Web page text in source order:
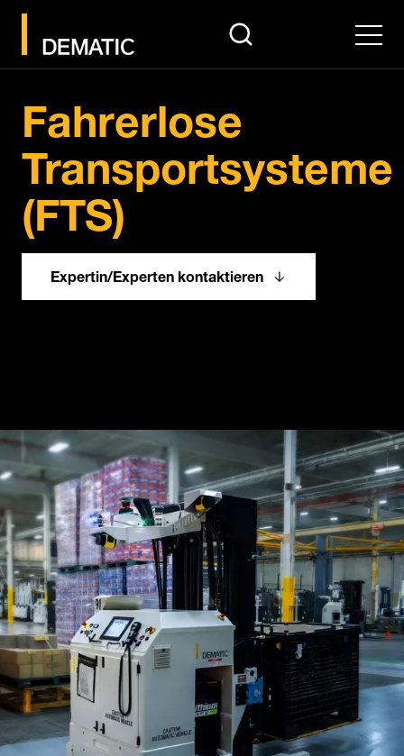
search Menu
Fahrerlose
Transportsysteme
(FTS)
Expertin/Experten kontaktieren
Pause